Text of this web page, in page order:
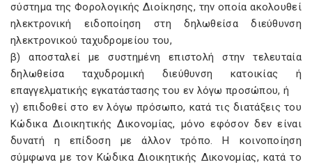
σύστημα της Φορολογικής Διοίκησης, την οποία ακολουθεί
ηλεκτρονική ειδοποίηση στη δηλωθείσα διεύθυνση
ηλεκτρονικού ταχυδρομείου του,
β) αποσταλεί με συστημένη επιστολή στην τελευταία
δηλωθείσα ταχυδρομική διεύθυνση κατοικίας ή
επαγγελματικής εγκατάστασης του εν λόγω προσώπου, ή
γ) επιδοθεί στο εν λόγω πρόσωπο, κατά τις διατάξεις του
Κώδικα Διοικητικής Δικονομίας, μόνο εφόσον δεν είναι
δυνατή η επίδοση με άλλον τρόπο. Η κοινοποίηση
σύμφωνα με τον Κώδικα Διοικητικής Δικονομίας, κατά το